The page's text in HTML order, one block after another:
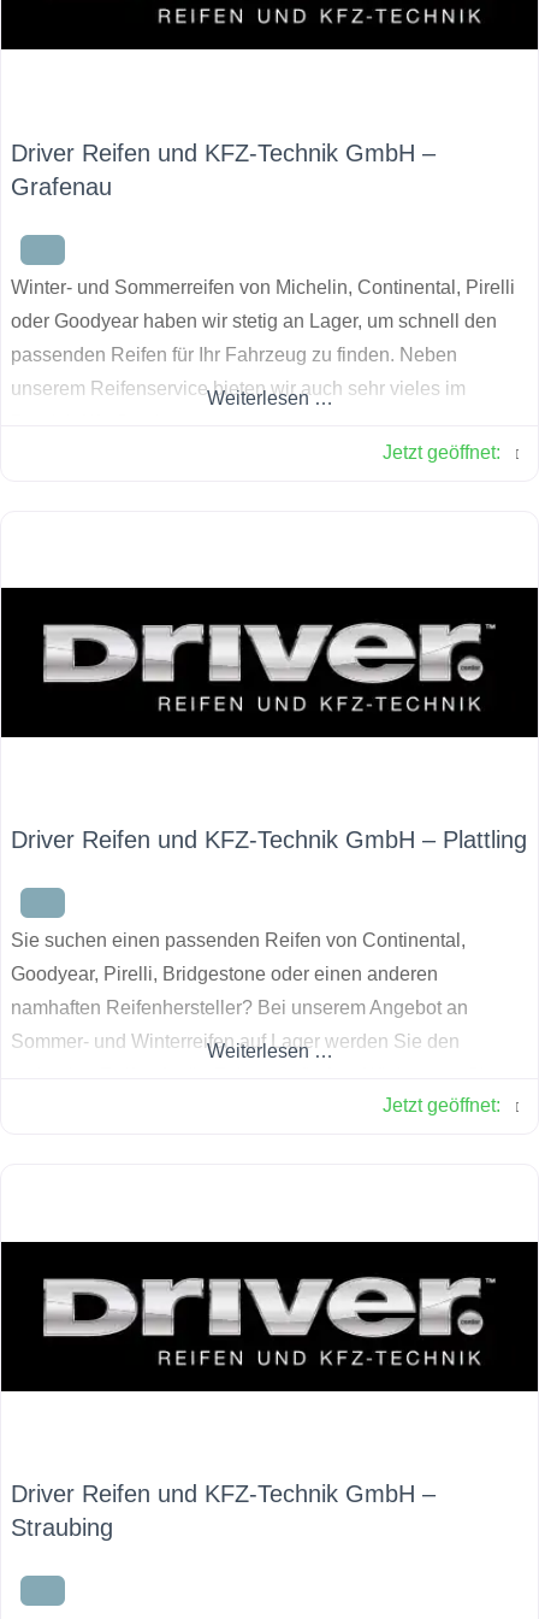
Driver Reifen und KFZ-Technik GmbH –
Grafenau
Winter- und Sommerreifen von Michelin, Continental, Pirelli
oder Goodyear haben wir stetig an Lager, um schnell den
passenden Reifen für Ihr Fahrzeug zu finden. Neben
unserem Reifenservice bieten wir auch sehr vieles im
Weiterlesen …
Jetzt geöffnet:
Driver Reifen und KFZ-Technik GmbH – Plattling
Sie suchen einen passenden Reifen von Continental,
Goodyear, Pirelli, Bridgestone oder einen anderen
namhaften Reifenhersteller? Bei unserem Angebot an
Sommer- und Winterreifen auf Lager werden Sie den
Weiterlesen …
Jetzt geöffnet:
Driver Reifen und KFZ-Technik GmbH –
Straubing